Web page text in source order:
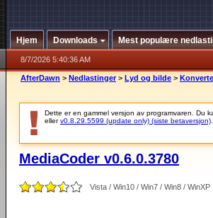
Hjem Downloads Mest populære
8/7/2026 5:40:36 AM
AfterDawn > Nedlastinger > Lyd og bilde >
Dette er en gammel versjon av programvaren. Du
ellerv0.8.29.5599 (update only) (siste betaversjon)
MediaCoder v0.6.0.3780
Vista / Win10 / Win7 / Win8 / WinXP